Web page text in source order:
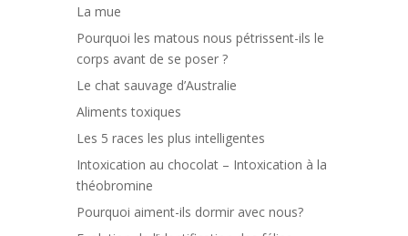
La mue
Pourquoi les matous nous pétrissent-ils le
corps avant de se poser ?
Le chat sauvage d’Australie
Aliments toxiques
Les 5 races les plus intelligentes
Intoxication au chocolat – Intoxication à la
théobromine
Pourquoi aiment-ils dormir avec nous?